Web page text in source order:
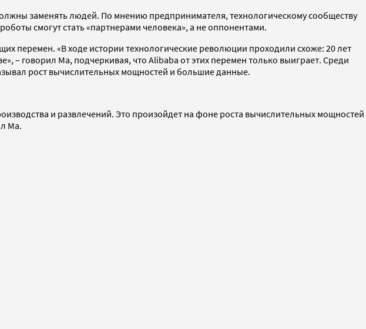
заменять людей. По мнению предпринимателя, технологическому сообществу
смогут стать «партнерами человека», а не оппонентами.
перемен. «В ходе истории технологические революции проходили схоже: 20 лет
– говорил Ма, подчеркивая, что Alibaba от этих перемен только выиграет. Среди
рост вычислительных мощностей и большие данные.
и развлечений. Это произойдет на фоне роста вычислительных мощностей
Ма.